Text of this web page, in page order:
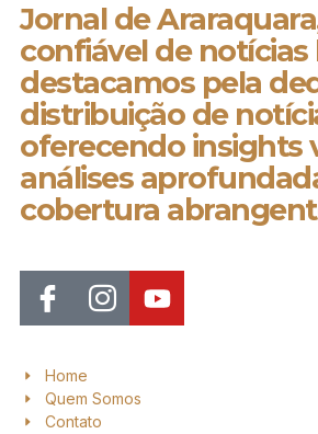
Jornal de
confiável de notícias
destacamos pela
distribuição de
oferecendo insights
análises
cobertura
Home
Quem Somos
Contato